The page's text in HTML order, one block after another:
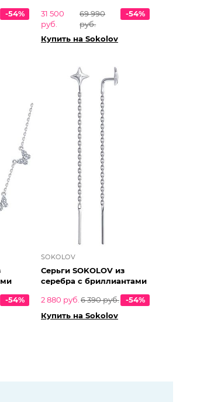
-54%
31 500
руб.
69 990
руб.
-54%
Купить на Sokolov
-54%
SOKOLOV
Серьги SOKOLOV из
серебра с бриллиантами
2 880 руб. 6 390 руб.
-54%
Купить на Sokolov